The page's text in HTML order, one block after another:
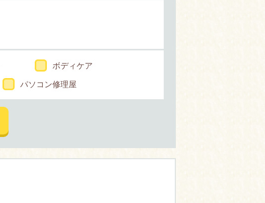
ボディケア
パソコン修理屋